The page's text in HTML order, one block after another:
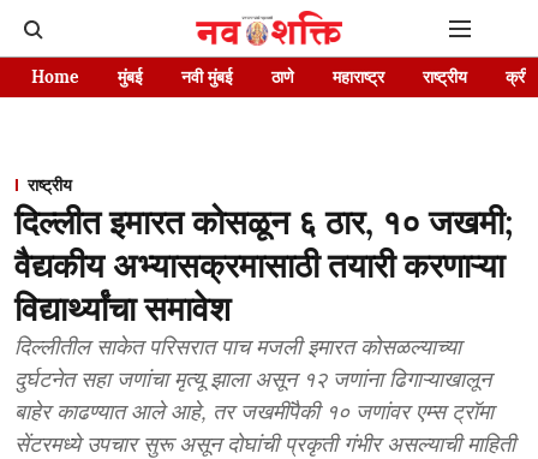
Home मुंबई नवी मुंबई ठाणे महाराष्ट्र राष्ट्रीय
राष्ट्रीय
दिल्लीत इमारत कोसळून ६ ठार, १० जखमी;
वैद्यकीय अभ्यासक्रमासाठी तयारी करणाऱ्या
विद्यार्थ्यांचा समावेश
दिल्लीतील साकेत परिसरात पाच मजली इमारत कोसळल्याच्या
दुर्घटनेत सहा जणांचा मृत्यू झाला असून १२ जणांना ढिगाऱ्याखालून
बाहेर काढण्यात आले आहे, तर जखमींपैकी १० जणांवर एम्स ट्रॉमा
सेंटरमध्ये उपचार सुरू असून दोघांची प्रकृती गंभीर असल्याची माहिती